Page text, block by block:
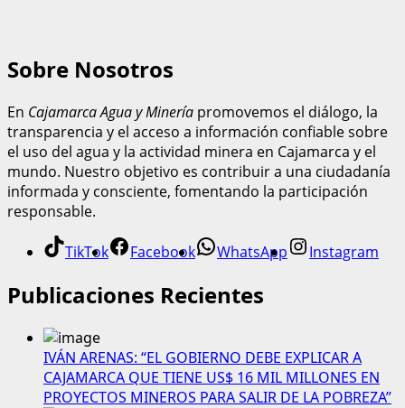
Sobre Nosotros
En Cajamarca Agua y Minería promovemos el diálogo, la
transparencia y el acceso a información confiable sobre
el uso del agua y la actividad minera en Cajamarca y el
mundo. Nuestro objetivo es contribuir a una ciudadanía
informada y consciente, fomentando la participación
responsable.
TikTok Facebook WhatsApp Instagram
Publicaciones Recientes
IVÁN ARENAS: “EL GOBIERNO DEBE EXPLICAR A
CAJAMARCA QUE TIENE US$ 16 MIL MILLONES EN
PROYECTOS MINEROS PARA SALIR DE LA POBREZA”